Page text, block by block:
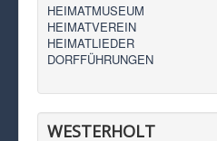
HEIMATMUSEUM
HEIMATVEREIN
HEIMATLIEDER
DORFFÜHRUNGEN
WESTERHOLT